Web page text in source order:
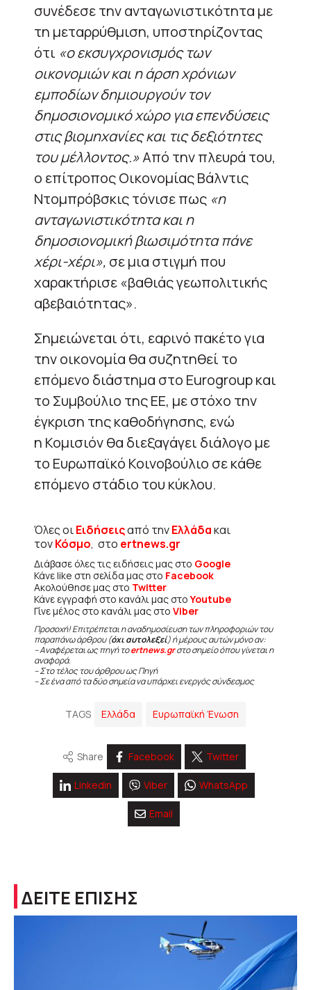
συνέδεσε την ανταγωνιστικότητα με
τη μεταρρύθμιση, υποστηρίζοντας
ότι «ο εκσυγχρονισμός των
οικονομιών και η άρση χρόνιων
εμποδίων δημιουργούν τον
δημοσιονομικό χώρο για επενδύσεις
στις βιομηχανίες και τις δεξιότητες
του μέλλοντος.»Από την πλευρά του,
ο επίτροπος Οικονομίας Βάλντις
Ντομπρόβσκις τόνισε πως «η
ανταγωνιστικότητα και η
δημοσιονομική βιωσιμότητα πάνε
χέρι-χέρι», σε μια στιγμή που
χαρακτήρισε «βαθιάς γεωπολιτικής
αβεβαιότητας».
Σημειώνεται ότι, εαρινό πακέτο για
την οικονομία θα συζητηθεί το
επόμενο διάστημα στο Eurogroup και
το Συμβούλιο της ΕΕ, με στόχο την
έγκριση της καθοδήγησης, ενώ
η Κομισιόν θα διεξαγάγει διάλογο με
το Ευρωπαϊκό Κοινοβούλιο σε κάθε
επόμενο στάδιο του κύκλου.
Όλες οιΕιδήσειςαπό τηνΕλλάδακαι
τονΚόσμο, στο ertnews.gr
Διάβασε όλες τις ειδήσεις μας στο Google
Κάνε like στη σελίδα μας στο Facebook
Ακολούθησε μας στο Twitter
Κάνε εγγραφή στο κανάλι μας στοYoutube
Γίνε μέλος στο κανάλι μας στο Viber
Προσοχή! Επιτρέπεται η αναδημοσίευση των πληροφοριών του
παραπάνω άρθρου (όχι αυτολεξεί) ή μέρους αυτών μόνο αν:
– Αναφέρεται ως πηγή τοertnews.grστο σημείο όπου γίνεται η
αναφορά.
– Στο τέλος του άρθρου ως Πηγή
– Σε ένα από τα δύο σημεία να υπάρχει ενεργός σύνδεσμος
TAGS Ελλάδα Ευρωπαϊκή Ένωση
Share Facebook Twitter
Linkedin Viber WhatsApp
Email
ΔΕΙΤΕ ΕΠΙΣΗΣ